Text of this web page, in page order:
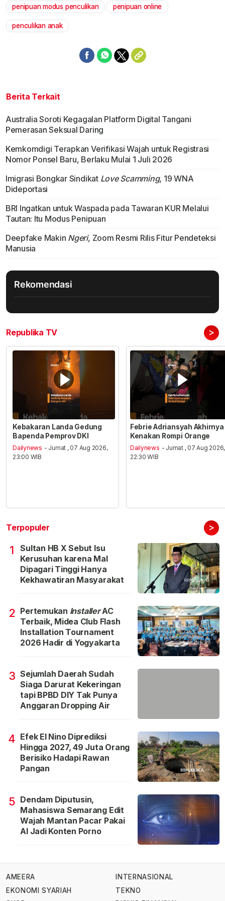
penipuan modus penculikan penipuan online
penculikan anak
Berita Terkait
Australia Soroti Kegagalan Platform Digital Tangani
Pemerasan Seksual Daring
Kemkomdigi Terapkan Verifikasi Wajah untuk Registrasi
Nomor Ponsel Baru, Berlaku Mulai 1 Juli 2026
Imigrasi Bongkar Sindikat Love Scamming, 19 WNA
Dideportasi
BRI Ingatkan untuk Waspada pada Tawaran KUR Melalui
Tautan: Itu Modus Penipuan
Deepfake Makin Ngeri, Zoom Resmi Rilis Fitur Pendeteksi
Manusia
Rekomendasi
Republika TV >
Kebakaran Landa Gedung
Bapenda Pemprov DKI
Dailynews - Jumat , 07 Aug 2026,
23:00 WIB
Febrie Adriansyah Akhirnya
Kenakan Rompi Orange
Dailynews - Jumat , 07 Aug 2026,
22:30 WIB
Terpopuler >
1
Sultan HB X Sebut Isu
Kerusuhan karena Mal
Dipagari Tinggi Hanya
Kekhawatiran Masyarakat
2 Pertemukan InstallerAC
Terbaik, Midea Club Flash
Installation Tournament
2026 Hadir di Yogyakarta
3 Sejumlah Daerah Sudah
Siaga Darurat Kekeringan
tapi BPBD DIY Tak Punya
Anggaran Dropping Air
4 Efek El Nino Diprediksi
Hingga 2027, 49 Juta Orang
Berisiko Hadapi Rawan
Pangan
5 Dendam Diputusin,
Mahasiswa Semarang Edit
Wajah Mantan Pacar Pakai
AI Jadi Konten Porno
AMEERA
EKONOMI SYARIAH
INTERNASIONAL
TEKNO